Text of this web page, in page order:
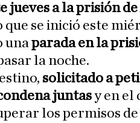
jueves a la prisión
que se inició este
unaparada en la
la noche.
solicitado a
juntasy en el
los permisos de